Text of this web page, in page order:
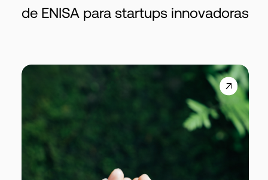
de ENISA para startups innovadoras